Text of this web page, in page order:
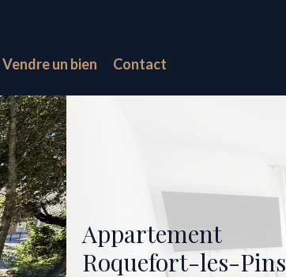
Vendre un bien Contact
Appartement
Roquefort-les-Pins